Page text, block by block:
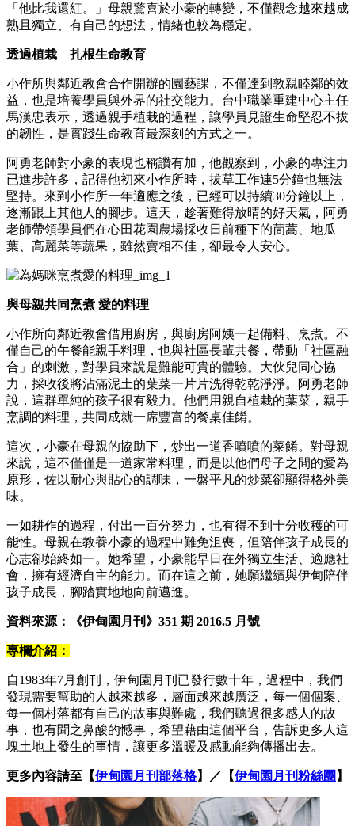
「他比我還紅。」母親驚喜於小豪的轉變，不僅觀念越來越成
熟且獨立、有自己的想法，情緒也較為穩定。
透過植栽 扎根生命教育
小作所與鄰近教會合作開辦的園藝課，不僅達到敦親睦鄰的效
益，也是培養學員與外界的社交能力。台中職業重建中心主任
馬漢忠表示，透過親手植栽的過程，讓學員見證生命堅忍不拔
的韌性，是實踐生命教育最深刻的方式之一。
阿勇老師對小豪的表現也稱讚有加，他觀察到，小豪的專注力
已進步許多，記得他初來小作所時，拔草工作連5分鐘也無法
堅持。來到小作所一年適應之後，已經可以持續30分鐘以上，
逐漸跟上其他人的腳步。這天，趁著難得放晴的好天氣，阿勇
老師帶領學員們在心田花園農場採收日前種下的茼蒿、地瓜
葉、高麗菜等蔬果，雖然賣相不佳，卻最令人安心。
與母親共同烹煮 愛的料理
小作所向鄰近教會借用廚房，與廚房阿姨一起備料、烹煮。不
僅自己的午餐能親手料理，也與社區長輩共餐，帶動「社區融
合」的刺激，對學員來說是難能可貴的體驗。大伙兒同心協
力，採收後將沾滿泥土的葉菜一片片洗得乾乾淨淨。阿勇老師
說，這群單純的孩子很有毅力。他們用親自植栽的葉菜，親手
烹調的料理，共同成就一席豐富的餐桌佳餚。
這次，小豪在母親的協助下，炒出一道香噴噴的菜餚。對母親
來說，這不僅僅是一道家常料理，而是以他們母子之間的愛為
原形，佐以耐心與貼心的調味，一盤平凡的炒菜卻顯得格外美
味。
一如耕作的過程，付出一百分努力，也有得不到十分收穫的可
能性。母親在教養小豪的過程中難免沮喪，但陪伴孩子成長的
心志卻始終如一。她希望，小豪能早日在外獨立生活、適應社
會，擁有經濟自主的能力。而在這之前，她願繼續與伊甸陪伴
孩子成長，腳踏實地地向前邁進。
資料來源：《伊甸園月刊》 351 期 2016.5 月號
專欄介紹：
自1983年7月創刊，伊甸園月刊已發行數十年，過程中，我們
發現需要幫助的人越來越多，層面越來越廣泛，每一個個案、
每一個村落都有自己的故事與難處，我們聽過很多感人的故
事，也有聞之鼻酸的憾事，希望藉由這個平台，告訴更多人這
塊土地上發生的事情，讓更多溫暖及感動能夠傳播出去。
更多內容請至【伊甸園月刊部落格】／【伊甸園月刊粉絲團 】